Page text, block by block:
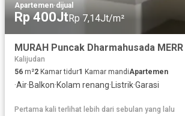
Apartemen·dijual
Rp 400JtRp 7,14Jt/m²
Kalijudan
56 m²2 Kamar tidur1 Kamar mandiApartemen
·Air·Balkon·Kolam renang· Listrik·Garasi
Pertama kali terlihat lebih dari sebulan yang lalu